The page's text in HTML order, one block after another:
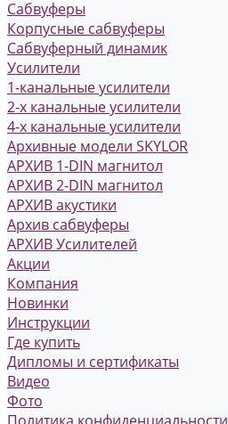
Сабвуферы
Корпусные сабвуферы
Сабвуферный динамик
Усилители
1-канальные усилители
2-х канальные усилители
4-х канальные усилители
Архивные модели SKYLOR
АРХИВ 1-DIN магнитол
АРХИВ 2-DIN магнитол
АРХИВ акустики
Архив сабвуферы
АРХИВ Усилителей
Акции
Компания
Новинки
Инструкции
Где купить
Дипломы и сертификаты
Видео
Фото